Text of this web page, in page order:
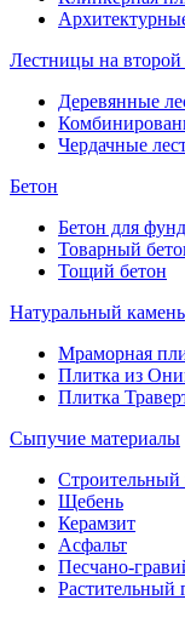
Лестницы на
Деревянные
Чердачные
Бетон
Бетон для
Товарный
Тощий бетон
Натуральный камень
Мраморная
Плитка из
Плитка
Сыпучие материалы
Строительный
Щебень
Керамзит
Асфальт
Песчано-
Растительный